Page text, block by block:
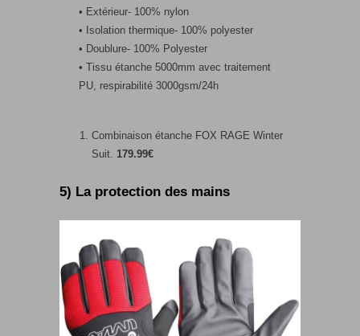
• Extérieur- 100% nylon
• Isolation thermique- 100% polyester
• Doublure- 100% Polyester
• Tissu étanche 5000mm avec traitement
PU, respirabilité 3000gsm/24h
Combinaison étanche FOX RAGE Winter
Suit. 179.99€
5) La protection des mains